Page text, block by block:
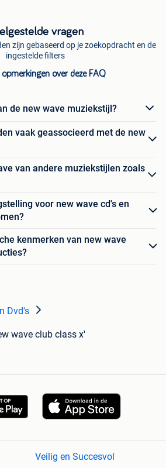
vragen
zijn gebaseerd op je zoekopdracht en de
ingestelde filters
opmerkingen over deze FAQ
de new wave muziekstijl?
vaak geassocieerd met de new
van andere muziekstijlen zoals
voor new wave cd's en
kenmerken van new wave
Dvd's
wave club class x'
Veilig en Succesvol